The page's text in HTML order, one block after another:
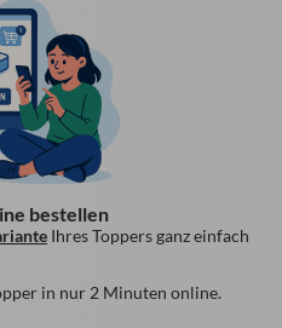
bestellen
Ihres Toppers ganz einfach
in nur 2 Minuten online.